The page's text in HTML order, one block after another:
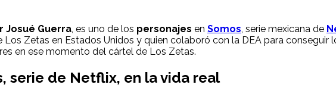
Josué Guerra , es uno de los personajes en Somos , serie mexicana de
Los Zetas en Estados Unidos y quien colaboró con la DEA para
en ese momento del cártel de Los Zetas.
serie de Netflix, en la vida real